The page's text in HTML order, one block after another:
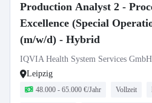
Production Analyst 2 -
Excellence (Special
(m/w/d) - Hybrid
IQVIA Health System Services GmbH
Leipzig
48.000 - 65.000 €/Jahr Vollzeit